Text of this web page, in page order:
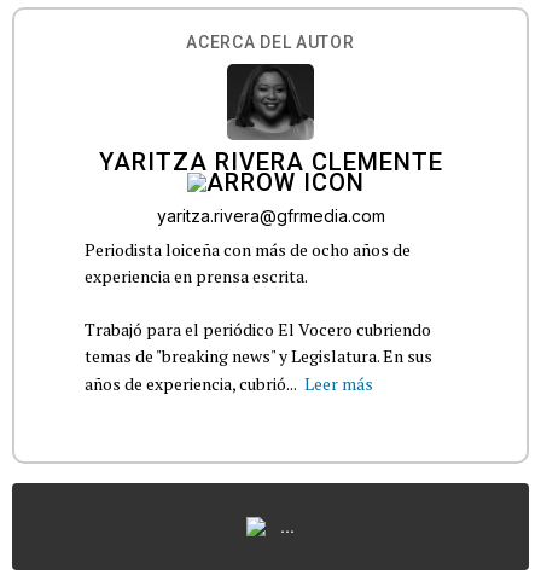
ACERCA DEL AUTOR
YARITZA RIVERA CLEMENTE
yaritza.rivera@gfrmedia.com
Periodista loiceña con más de ocho años de
experiencia en prensa escrita.
Trabajó para el periódico El Vocero cubriendo
temas de "breaking news" y Legislatura. En sus
años de experiencia, cubrió... Leer más
...